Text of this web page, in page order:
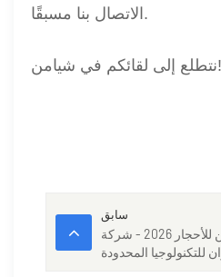
الاتصال بنا مسبقًا.
نتطلع إلى لقائكم في شيامن!
سابق
ملخص معرض شيامن للأحجار 2026 - شركة
للتكنولوجيا المحدودة